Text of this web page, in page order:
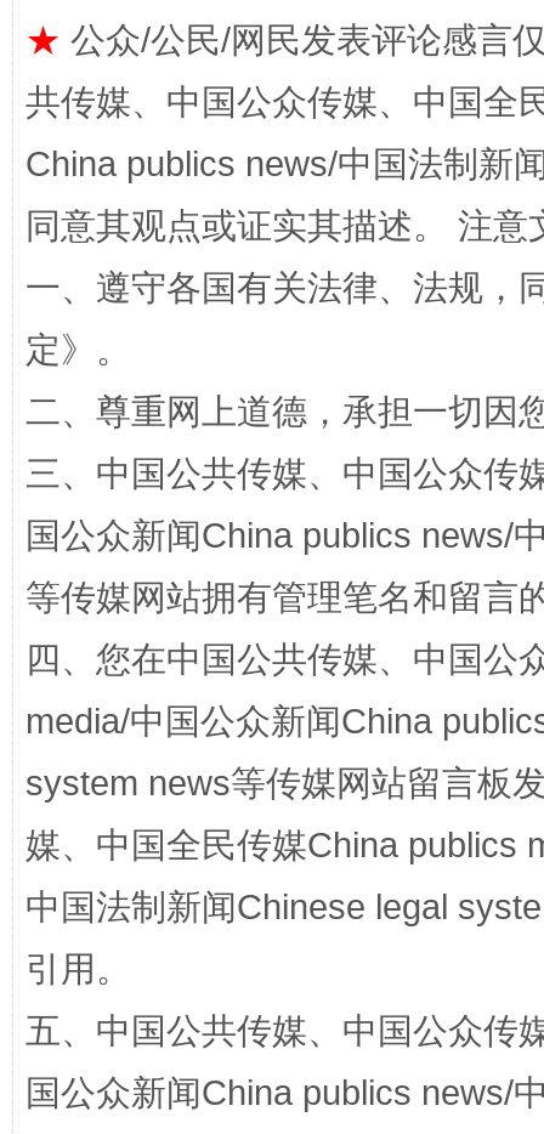
解纷+调解+退费，一次搞定
站台名比不上好声名
漫山遍野的桃花与雪山、麦地、白藏房 除
★ 公众/公民/网民发表评论感言
共传媒、中国公众传媒、中国全
China publics news/中国法制新
同意其观点或证实其描述。 注
一、遵守各国有关法律、法规，
定》。
二、尊重网上道德，承担一切因
三、中国公共传媒、中国公众传
国公众新闻China publics news/
等传媒网站拥有管理笔名和留言
四、您在中国公共传媒、中国公
media/中国公众新闻China
system news等传媒网站留言板
媒、中国全民传媒China publics
中国法制新闻Chinese legal
引用。
五、中国公共传媒、中国公众传
国公众新闻China publics news/